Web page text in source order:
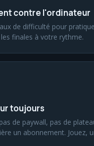
contre l'ordinateur
de difficulté pour
finales à votre rythme.
toujours
de paywall, pas de
un abonnement. Jouez,